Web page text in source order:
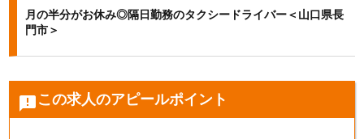
月の半分がお休み◎隔日勤務のタクシードライバー＜山口県長
門市＞
announcement この求人のアピールポイント